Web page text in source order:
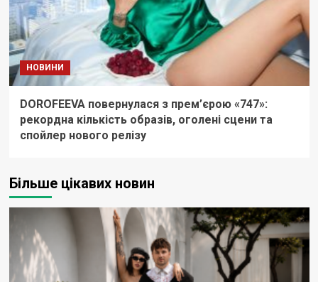
НОВИНИ
DOROFEEVA повернулася з прем’єрою «747»:
рекордна кількість образів, оголені сцени та
спойлер нового релізу
Більше цікавих новин